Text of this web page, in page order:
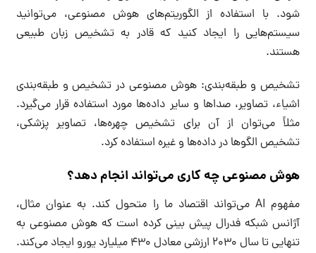
شود. با استفاده از الگوریتم‌های هوش مصنوعی، می‌توانید
سیستم‌هایی را ایجاد کنید که قادر به تشخیص زبان طبیعی
هستند.
تشخیص و طبقه‌بندی: هوش مصنوعی در تشخیص و طبقه‌بندی
اشیاء، تصاویر، صداها و سایر داده‌ها مورد استفاده قرار می‌گیرد.
مثلاً می‌توان از آن برای تشخیص چهره‌ها، تصاویر پزشکی،
تشخیص الگوها در داده‌ها و غیره استفاده کرد.
هوش مصنوعی چه کاری می‌تواند انجام دهد؟
مفهوم AI می‌تواند اقتصاد ما را متحول کند. به عنوان مثال،
آژانس شبکه فدرال پیش بینی کرده است که هوش مصنوعی به
تنهایی تا سال 2030 ارزشی معادل 430 میلیارد یورو ایجاد می‌کند.